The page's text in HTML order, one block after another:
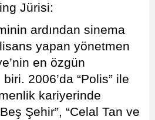
Jürisi:
ardından sinema
yapan yönetmen
en özgün
2006’da “Polis” ile
kariyerinde
Şehir”, “Celal Tan ve